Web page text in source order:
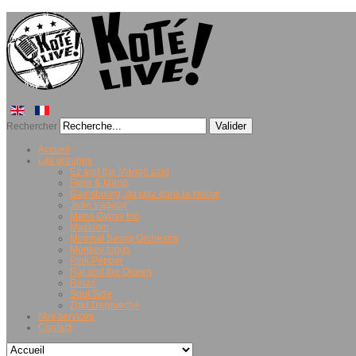
Rechercher Valider
Accueil
Les groupes
Ez and the Mango acid
Fleur & Mano
Gainsbourg, du jazz dans la ravine
Jean s'agace
Mano Gypsy trio
Maskiom
Minimal Swing Orchestra
Monkey tongs
Pink Pepper
Raj and the Queen
Relax
Soul Side
Ziad Daroueche
Nos services
Contact